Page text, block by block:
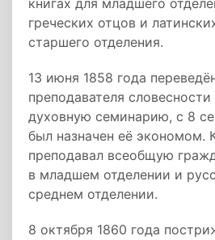
книгах для младшего
греческих отцов и
старшего отделения.
13 июня 1858 года
преподавателя
духовную семинарию, с 8
был назначен её экономом.
преподавал всеобщую
в младшем отделении и
среднем отделении.
8 октября 1860 года